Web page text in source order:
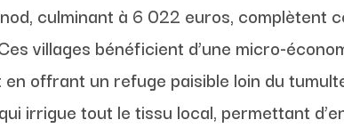
culminant à 6 022 euros, complètent
villages bénéficient d’une micro-
offrant un refuge paisible loin du
irrigue tout le tissu local, permettant